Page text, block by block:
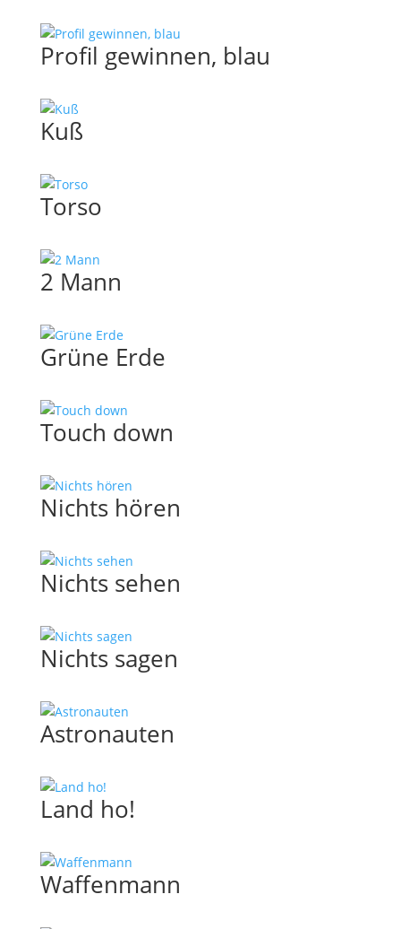
Profil gewinnen, blau
Kuß
Torso
2 Mann
Grüne Erde
Touch down
Nichts hören
Nichts sehen
Nichts sagen
Astronauten
Land ho!
Waffenmann